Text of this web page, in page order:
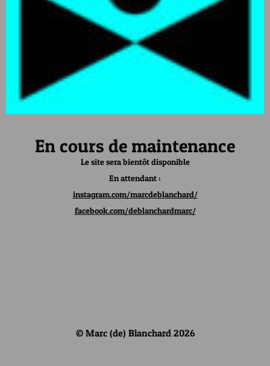
En cours de maintenance
Le site sera bientôt disponible
En attendant :
instagram.com/marcdeblanchard/
facebook.com/deblanchardmarc/
© Marc (de) Blanchard 2026